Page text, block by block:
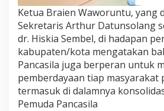
Ketua Braien Waworuntu, yang
Sekretaris Arthur Datunsolang
dr. Hiskia Sembel, di hadapan
kabupaten/kota mengatakan
Pancasila juga berperan untuk
pemberdayaan tiap masyarakat
termasuk di dalamnya
Pemuda Pancasila